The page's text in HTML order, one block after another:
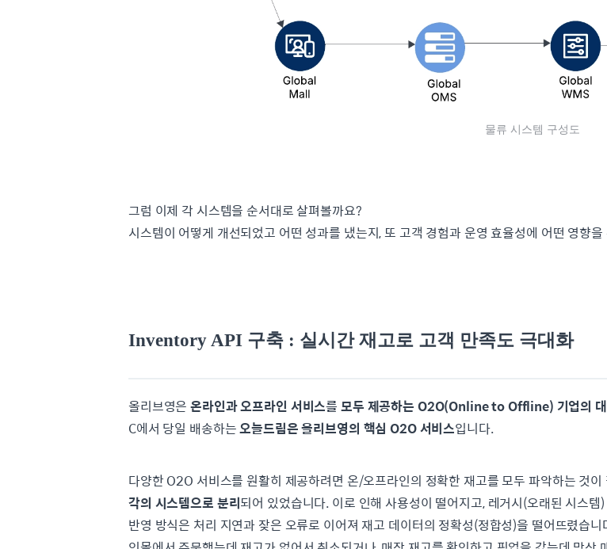
물류 시스템 구성도
그럼 이제 각 시스템을 순서대로 살펴볼까요?
시스템이 어떻게 개선되었고 어떤 성과를 냈는지, 또 고객 경험과 운영 효율성에 어떤 영향
Inventory API 구축 : 실시간 재고로 고객 만족도 극대화
올리브영은온라인과 오프라인 서비스를 모두 제공하는 O2O(Online to Offline) 기업의
C에서 당일 배송하는오늘드림은 올리브영의 핵심 O2O 서비스입니다.
다양한 O2O 서비스를 원활히 제공하려면 온/오프라인의 정확한 재고를 모두 파악하는 것
각의 시스템으로 분리되어 있었습니다. 이로 인해 사용성이 떨어지고, 레거시(오래된 시스
반영 방식은 처리 지연과 잦은 오류로 이어져 재고 데이터의 정확성(정합성)을 떨어뜨렸습